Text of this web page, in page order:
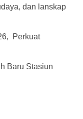
dan lanskap
Perkuat
Baru Stasiun